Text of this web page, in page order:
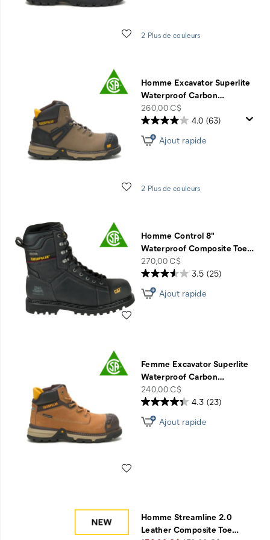
Liste de souhaits
2 Plus de couleurs
Homme Excavator Superlite
Waterproof Carbon…
price
260,00 C$
Liste de souhaits
4.0 (63)
Ajout rapide
2 Plus de couleurs
Homme Control 8"
Waterproof Composite Toe…
price
270,00 C$
3.5 (25)
Ajout rapide
Femme Excavator Superlite
Waterproof Carbon…
price
240,00 C$
4.3 (23)
Ajout rapide
Homme Streamline 2.0
Leather Composite Toe…